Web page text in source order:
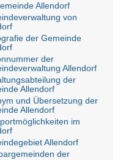
Allendorf
von
der Gemeinde
der
Allendorf
der
Allendorf
und Übersetzung der
Allendorf
im
Allendorf
der